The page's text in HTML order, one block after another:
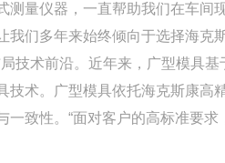
量仪器，一直帮助我们在车间
我们多年来始终倾向于选择海克
技术前沿。近年来，广型模具
术。广型模具依托海克斯康高
致性。“面对客户的高标准要